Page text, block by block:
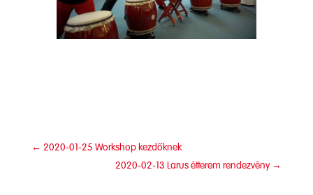
← 2020-01-25 Workshop kezdőknek
2020-02-13 Larus étterem rendezvény →